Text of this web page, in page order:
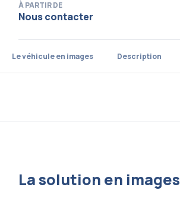
À PARTIR DE
Nous contacter
Le véhicule en images Description
La solution en images